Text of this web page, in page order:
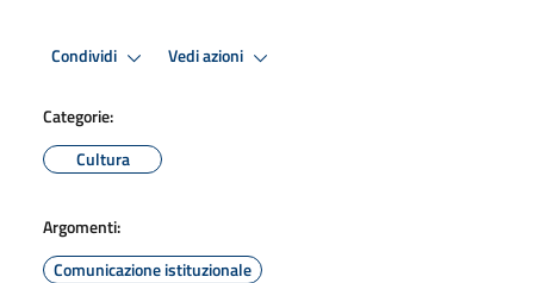
Condividi Vedi azioni
Categorie:
Cultura
Argomenti:
Comunicazione istituzionale